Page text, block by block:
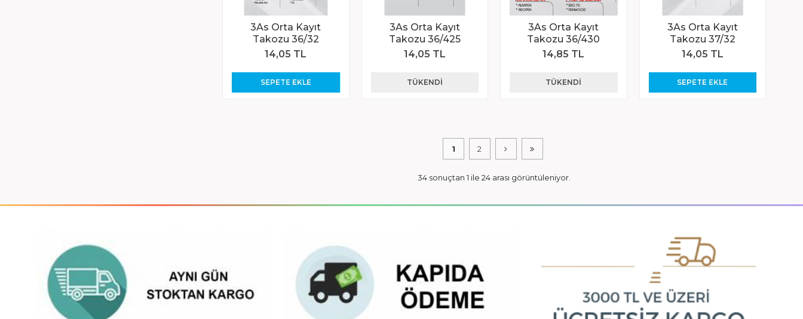
3As Orta Kayıt
Takozu 36/32
14,05 TL
SEPETE EKLE
3As Orta Kayıt
Takozu 36/425
14,05 TL
TÜKENDI
3As Orta Kayıt
Takozu 36/430
14,85 TL
TÜKENDI
3As Orta Kayıt
Takozu 37/32
14,05 TL
SEPETE EKLE
1 2
34 sonuçtan 1 ile 24 arası görüntüleniyor.